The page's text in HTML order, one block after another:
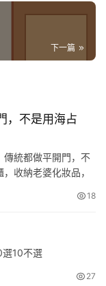
下一篇
，不是用海占
傳統都做平開門，不
收納老婆化妝品，
安裝軌道跟移門，
18
選10不選
27